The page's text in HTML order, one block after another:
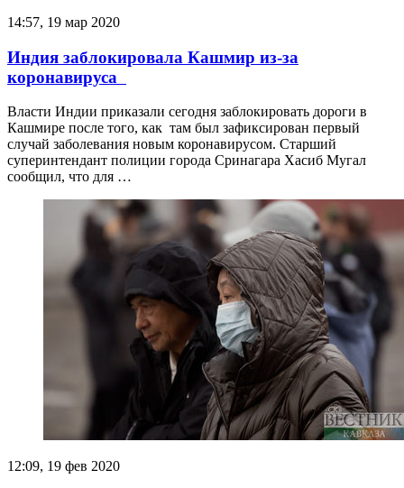
14:57, 19 мар 2020
Индия заблокировала Кашмир из-за
коронавируса
Власти Индии приказали сегодня заблокировать дороги в
Кашмире после того, как там был зафиксирован первый
случай заболевания новым коронавирусом. Старший
суперинтендант полиции города Сринагара Хасиб Мугал
сообщил, что для …
12:09, 19 фев 2020